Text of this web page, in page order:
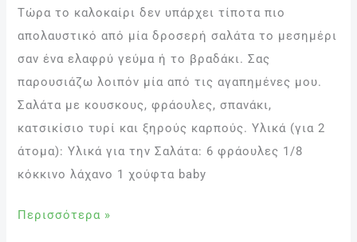
Τώρα το καλοκαίρι δεν υπάρχει τίποτα πιο
απολαυστικό από μία δροσερή σαλάτα το μεσημέρι
σαν ένα ελαφρύ γεύμα ή το βραδάκι. Σας
παρουσιάζω λοιπόν μία από τις αγαπημένες μου.
Σαλάτα με κουσκους, φράουλες, σπανάκι,
κατσικίσιο τυρί και ξηρούς καρπούς. Υλικά (για 2
άτομα): Υλικά για την Σαλάτα: 6 φράουλες 1/8
κόκκινο λάχανο 1 χούφτα baby
Καρπούς
Περισσότερα »